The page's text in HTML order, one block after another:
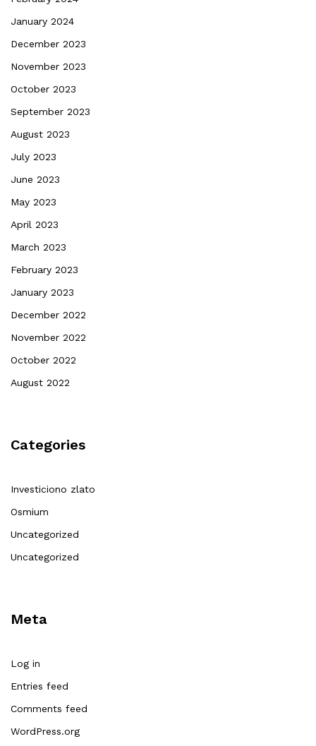
January 2024
December 2023
November 2023
October 2023
September 2023
August 2023
July 2023
June 2023
May 2023
April 2023
March 2023
February 2023
January 2023
December 2022
November 2022
October 2022
August 2022
Categories
Investiciono zlato
Osmium
Uncategorized
Uncategorized
Meta
Log in
Entries feed
Comments feed
WordPress.org